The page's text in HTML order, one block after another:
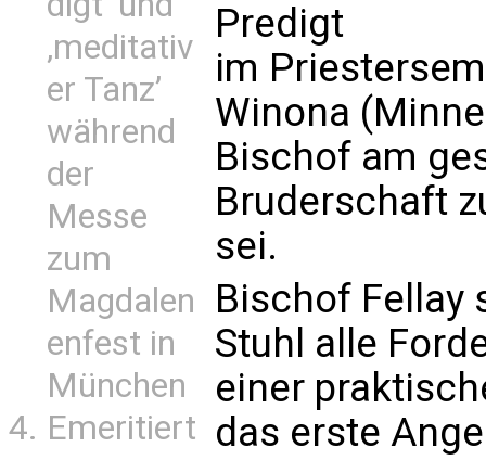
‚meditativ
er Tanz’
während
der
Messe
zum
Magdalen
enfest in
München
Emeritiert
Predigt
im
Winona
Bischof am
Bruderschaft
sei.
Bischof Fellay
Stuhl alle
einer
das erste